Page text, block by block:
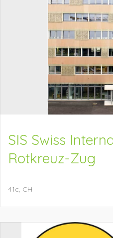
SIS Swiss
Rotkreuz-Zug
41c CH